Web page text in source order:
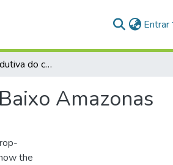
Entrar
Capacidade produtiva do cumaru em sistema ILPF no Baixo Amazonas
Amazonas
the